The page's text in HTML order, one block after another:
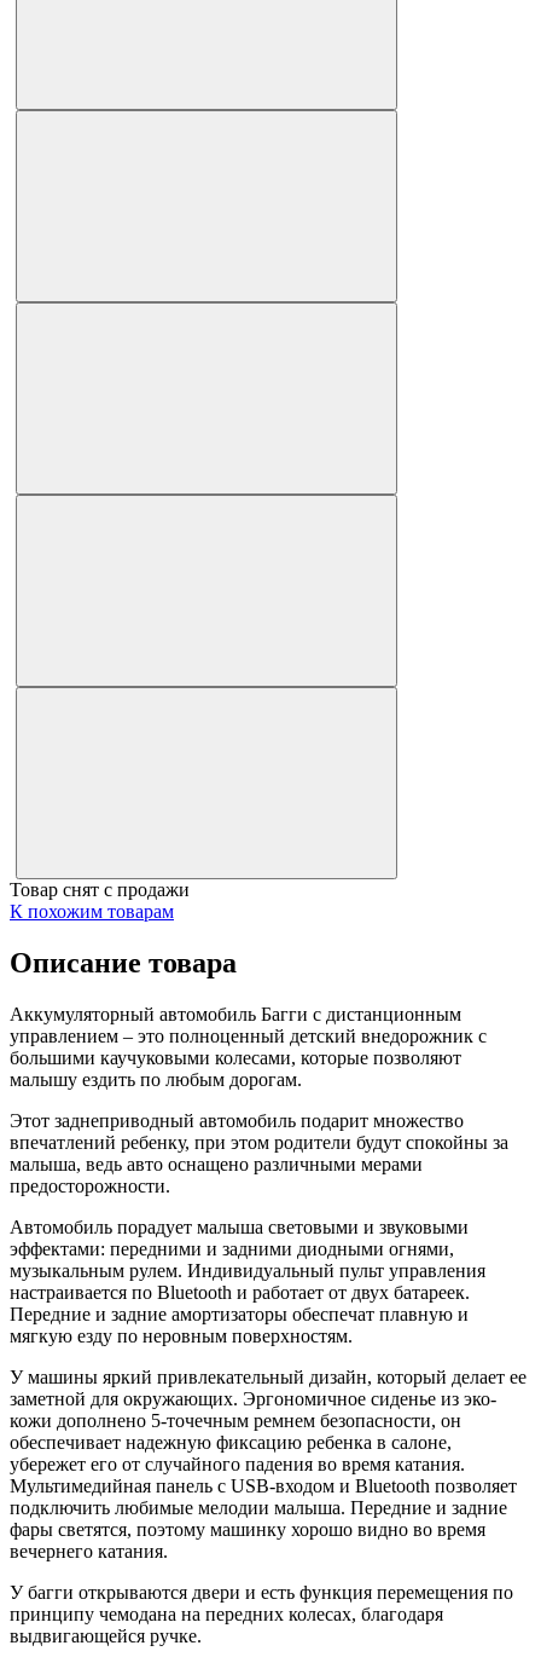
Товар снят с продажи
К похожим товарам
Описание товара
Аккумуляторный автомобиль Багги с дистанционным
управлением – это полноценный детский внедорожник с
большими каучуковыми колесами, которые позволяют
малышу ездить по любым дорогам.
Этот заднеприводный автомобиль подарит множество
впечатлений ребенку, при этом родители будут спокойны за
малыша, ведь авто оснащено различными мерами
предосторожности.
Автомобиль порадует малыша световыми и звуковыми
эффектами: передними и задними диодными огнями,
музыкальным рулем. Индивидуальный пульт управления
настраивается по Bluetooth и работает от двух батареек.
Передние и задние амортизаторы обеспечат плавную и
мягкую езду по неровным поверхностям.
У машины яркий привлекательный дизайн, который делает ее
заметной для окружающих. Эргономичное сиденье из эко-
кожи дополнено 5-точечным ремнем безопасности, он
обеспечивает надежную фиксацию ребенка в салоне,
убережет его от случайного падения во время катания.
Мультимедийная панель с USB-входом и Bluetooth позволяет
подключить любимые мелодии малыша. Передние и задние
фары светятся, поэтому машинку хорошо видно во время
вечернего катания.
У багги открываются двери и есть функция перемещения по
принципу чемодана на передних колесах, благодаря
выдвигающейся ручке.